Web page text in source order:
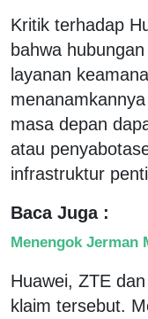
Kritik terhadap
bahwa
layanan
masa depan
atau
infrastruktur
Baca Juga :
Menengok Jerman
Huawei, ZTE
klaim tersebut.